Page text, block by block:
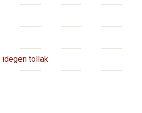
idegen tollak